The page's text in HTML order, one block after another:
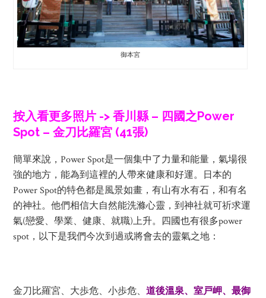
御本宮
按入看更多照片 -> 香川縣 – 四國之Power
Spot – 金刀比羅宮 (41張)
簡單來說，Power Spot是一個集中了力量和能量，氣場很
強的地方，能為到這裡的人帶來健康和好運。日本的
Power Spot的特色都是風景如畫，有山有水有石，和有名
的神社。他們相信大自然能洗滌心靈，到神社就可祈求運
氣(戀愛、學業、健康、就職)上升。四國也有很多power
spot，以下是我們今次到過或將會去的靈氣之地：
金刀比羅宮、大歩危、小歩危、道後溫泉、室戸岬、最御